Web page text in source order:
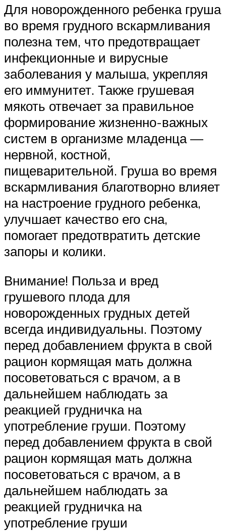
Для новорожденного ребенка груша
во время грудного вскармливания
полезна тем, что предотвращает
инфекционные и вирусные
заболевания у малыша, укрепляя
его иммунитет. Также грушевая
мякоть отвечает за правильное
формирование жизненно-важных
систем в организме младенца —
нервной, костной,
пищеварительной. Груша во время
вскармливания благотворно влияет
на настроение грудного ребенка,
улучшает качество его сна,
помогает предотвратить детские
запоры и колики.
Внимание! Польза и вред
грушевого плода для
новорожденных грудных детей
всегда индивидуальны. Поэтому
перед добавлением фрукта в свой
рацион кормящая мать должна
посоветоваться с врачом, а в
дальнейшем наблюдать за
реакцией грудничка на
употребление груши. Поэтому
перед добавлением фрукта в свой
рацион кормящая мать должна
посоветоваться с врачом, а в
дальнейшем наблюдать за
реакцией грудничка на
употребление груши